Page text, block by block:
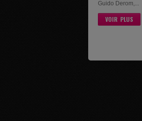
Guido Derom,...
VOIR PLUS